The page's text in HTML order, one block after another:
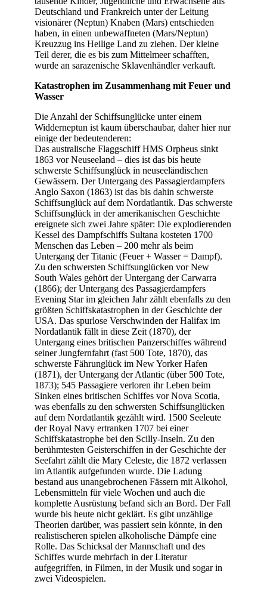
Deutschland und Frankreich unter der Leitung
visionärer (Neptun) Knaben (Mars) entschieden
haben, in einen unbewaffneten (Mars/Neptun)
Kreuzzug ins Heilige Land zu ziehen. Der kleine
Teil derer, die es bis zum Mittelmeer schafften,
wurde an sarazenische Sklavenhändler verkauft.
Katastrophen im Zusammenhang mit Feuer und
Wasser
Die Anzahl der Schiffsunglücke unter einem
Widderneptun ist kaum überschaubar, daher hier nur
einige der bedeutenderen:
Das australische Flaggschiff HMS Orpheus sinkt
1863 vor Neuseeland – dies ist das bis heute
schwerste Schiffsunglück in neuseeländischen
Gewässern. Der Untergang des Passagierdampfers
Anglo Saxon (1863) ist das bis dahin schwerste
Schiffsunglück auf dem Nordatlantik. Das schwerste
Schiffsunglück in der amerikanischen Geschichte
ereignete sich zwei Jahre später: Die explodierenden
Kessel des Dampfschiffs Sultana kosteten 1700
Menschen das Leben – 200 mehr als beim
Untergang der Titanic (Feuer + Wasser = Dampf).
Zu den schwersten Schiffsunglücken vor New
South Wales gehört der Untergang der Carwarra
(1866); der Untergang des Passagierdampfers
Evening Star im gleichen Jahr zählt ebenfalls zu den
größten Schiffskatastrophen in der Geschichte der
USA. Das spurlose Verschwinden der Halifax im
Nordatlantik fällt in diese Zeit (1870), der
Untergang eines britischen Panzerschiffes während
seiner Jungfernfahrt (fast 500 Tote, 1870), das
schwerste Fährunglück im New Yorker Hafen
(1871), der Untergang der Atlantic (über 500 Tote,
1873); 545 Passagiere verloren ihr Leben beim
Sinken eines britischen Schiffes vor Nova Scotia,
was ebenfalls zu den schwersten Schiffsunglücken
auf dem Nordatlantik gezählt wird. 1500 Seeleute
der Royal Navy ertranken 1707 bei einer
Schiffskatastrophe bei den Scilly-Inseln. Zu den
berühmtesten Geisterschiffen in der Geschichte der
Seefahrt zählt die Mary Celeste, die 1872 verlassen
im Atlantik aufgefunden wurde. Die Ladung
bestand aus unangebrochenen Fässern mit Alkohol,
Lebensmitteln für viele Wochen und auch die
komplette Ausrüstung befand sich an Bord. Der Fall
wurde bis heute nicht geklärt. Es gibt unzählige
Theorien darüber, was passiert sein könnte, in den
realistischeren spielen alkoholische Dämpfe eine
Rolle. Das Schicksal der Mannschaft und des
Schiffes wurde mehrfach in der Literatur
aufgegriffen, in Filmen, in der Musik und sogar in
zwei Videospielen.